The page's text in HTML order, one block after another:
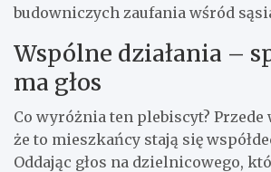
budowniczych zaufania wśród
Wspólne działania –
ma głos
Co wyróżnia ten plebiscyt?
że to mieszkańcy stają się
Oddając głos na dzielnicowego,